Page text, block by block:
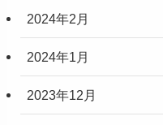
2024年2月
2024年1月
2023年12月